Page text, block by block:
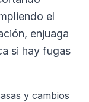
el
enjuaga
si hay fugas
y cambios